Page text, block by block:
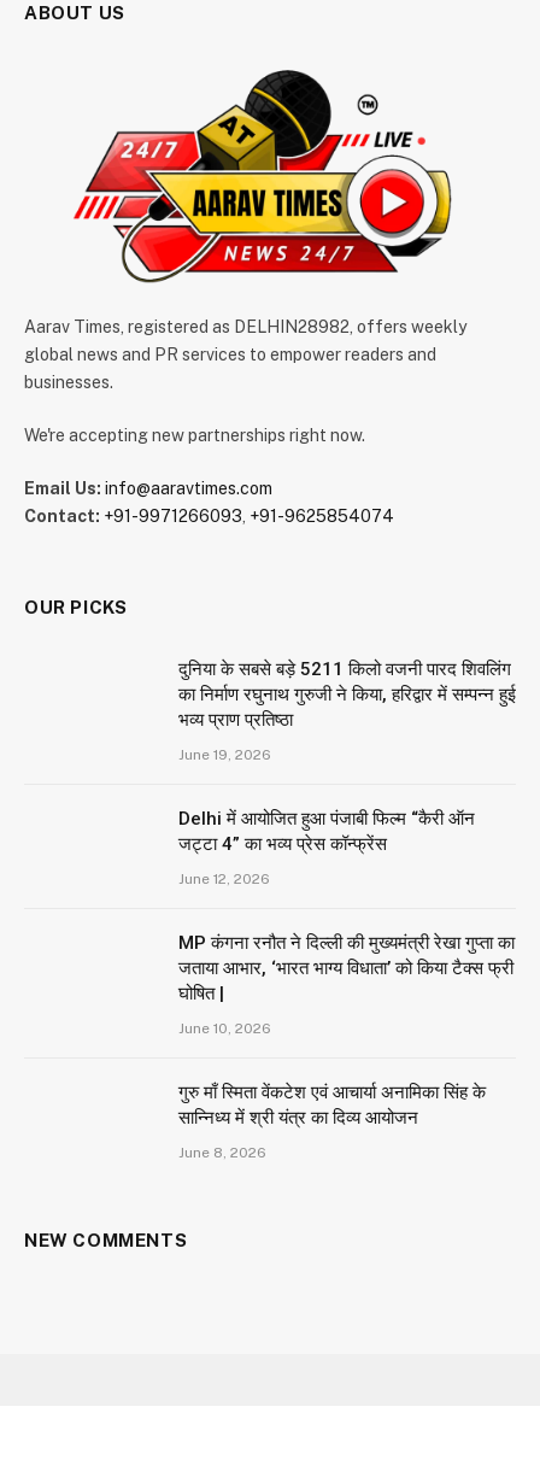
ABOUT US
Aarav Times, registered as DELHIN28982, offers weekly
global news and PR services to empower readers and
businesses.
We're accepting new partnerships right now.
Email Us: info@aaravtimes.com
Contact: +91-9971266093 +91-9625854074
OUR PICKS
दुनिया के सबसे बड़े 5211 किलो वजनी पारद शिवलिंग
का निर्माण रघुनाथ गुरुजी ने किया, हरिद्वार में सम्पन्न हुई
भव्य प्राण प्रतिष्ठा
June 19, 2026
Delhi में आयोजित हुआ पंजाबी फिल्म “कैरी ऑन
जट्टा 4” का भव्य प्रेस कॉन्फ्रेंस
June 12, 2026
MP कंगना रनौत ने दिल्ली की मुख्यमंत्री रेखा गुप्ता का
जताया आभार, ‘भारत भाग्य विधाता’ को किया टैक्स फ्री
घोषित |
June 10, 2026
गुरु माँ स्मिता वेंकटेश एवं आचार्या अनामिका सिंह के
सान्निध्य में श्री यंत्र का दिव्य आयोजन
June 8, 2026
NEW COMMENTS